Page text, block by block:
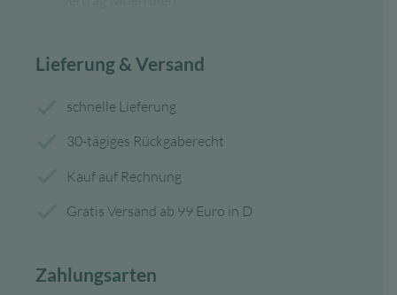
Lieferung & Versand
schnelle Lieferung
30-tägiges Rückgaberecht
Kauf auf Rechnung
Gratis Versand ab 99 Euro in D
Zahlungsarten